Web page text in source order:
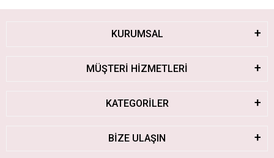
KURUMSAL
MÜŞTERİ HİZMETLERİ
KATEGORİLER
BİZE ULAŞIN